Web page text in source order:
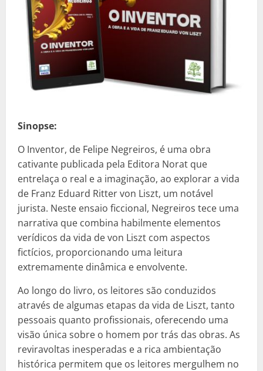
Sinopse:
O Inventor, de Felipe Negreiros, é uma obra
cativante publicada pela Editora Norat que
entrelaça o real e a imaginação, ao explorar a vida
de Franz Eduard Ritter von Liszt, um notável
jurista. Neste ensaio ficcional, Negreiros tece uma
narrativa que combina habilmente elementos
verídicos da vida de von Liszt com aspectos
fictícios, proporcionando uma leitura
extremamente dinâmica e envolvente.
Ao longo do livro, os leitores são conduzidos
através de algumas etapas da vida de Liszt, tanto
pessoais quanto profissionais, oferecendo uma
visão única sobre o homem por trás das obras. As
reviravoltas inesperadas e a rica ambientação
histórica permitem que os leitores mergulhem no